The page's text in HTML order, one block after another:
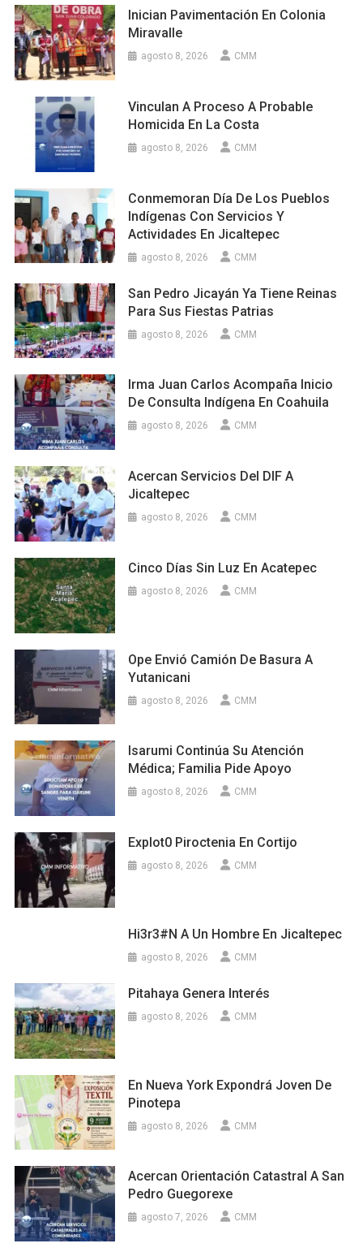
Inician Pavimentación En Colonia
Miravalle
agosto 8, 2026 CMM
Vinculan A Proceso A Probable
Homicida En La Costa
agosto 8, 2026 CMM
Conmemoran Día De Los Pueblos
Indígenas Con Servicios Y
Actividades En Jicaltepec
agosto 8, 2026 CMM
San Pedro Jicayán Ya Tiene Reinas
Para Sus Fiestas Patrias
agosto 8, 2026 CMM
Irma Juan Carlos Acompaña Inicio
De Consulta Indígena En Coahuila
agosto 8, 2026 CMM
Acercan Servicios Del DIF A
Jicaltepec
agosto 8, 2026 CMM
Cinco Días Sin Luz En Acatepec
agosto 8, 2026 CMM
Ope Envió Camión De Basura A
Yutanicani
agosto 8, 2026 CMM
Isarumi Continúa Su Atención
Médica; Familia Pide Apoyo
agosto 8, 2026 CMM
Explot0 Piroctenia En Cortijo
agosto 8, 2026 CMM
Hi3r3#n A Un Hombre En Jicaltepec
agosto 8, 2026 CMM
Pitahaya Genera Interés
agosto 8, 2026 CMM
En Nueva York Expondrá Joven De
Pinotepa
agosto 8, 2026 CMM
Acercan Orientación Catastral A San
Pedro Guegorexe
agosto 7, 2026 CMM